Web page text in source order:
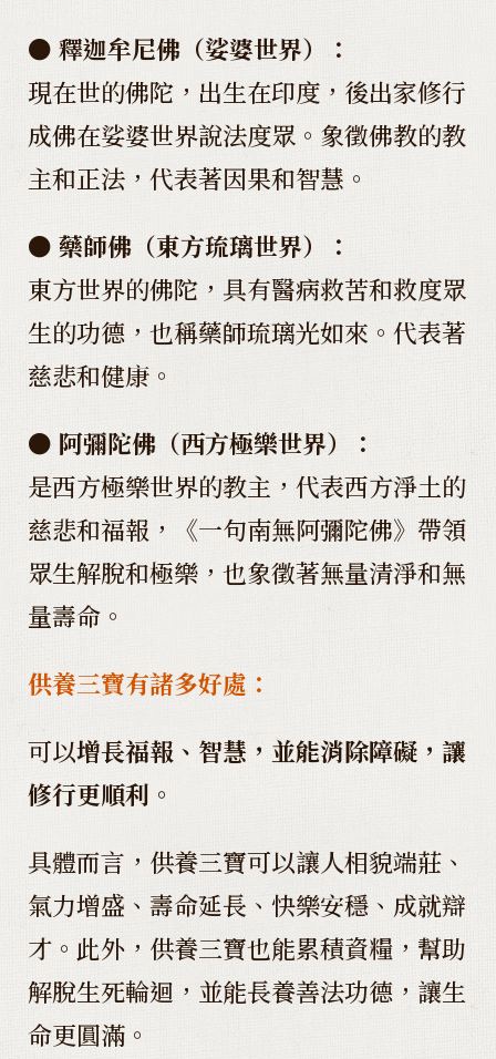
● 釋迦牟尼佛（娑婆世界）：
現在世的佛陀，出生在印度，後出家修行
成佛在娑婆世界說法度眾。象徵佛教的教
主和正法，代表著因果和智慧。
● 藥師佛（東方琉璃世界）：
東方世界的佛陀，具有醫病救苦和救度眾
生的功德，也稱藥師琉璃光如來。代表著
慈悲和健康。
● 阿彌陀佛（西方極樂世界）：
是西方極樂世界的教主，代表西方淨土的
慈悲和福報，《一句南無阿彌陀佛》帶領
眾生解脫和極樂，也象徵著無量清淨和無
量壽命。
供養三寶有諸多好處：
可以增長福報、智慧，並能消除障礙，讓
修行更順利。
具體而言，供養三寶可以讓人相貌端莊、
氣力增盛、壽命延長、快樂安穩、成就辯
才。此外，供養三寶也能累積資糧，幫助
解脫生死輪迴，並能長養善法功德，讓生
命更圓滿。